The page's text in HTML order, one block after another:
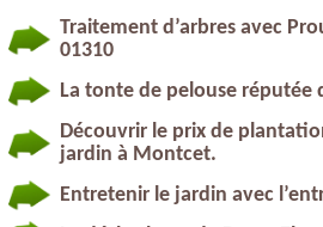
Traitement d’arbres avec
01310
La tonte de pelouse
Découvrir le prix de
jardin à Montcet.
Entretenir le jardin avec